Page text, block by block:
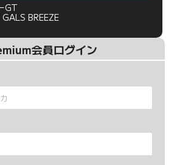
GT
BREEZE
会員ログイン